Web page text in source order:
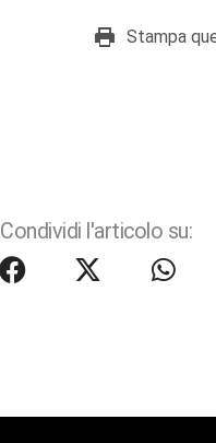
Stampa
Condividi l'articolo su: